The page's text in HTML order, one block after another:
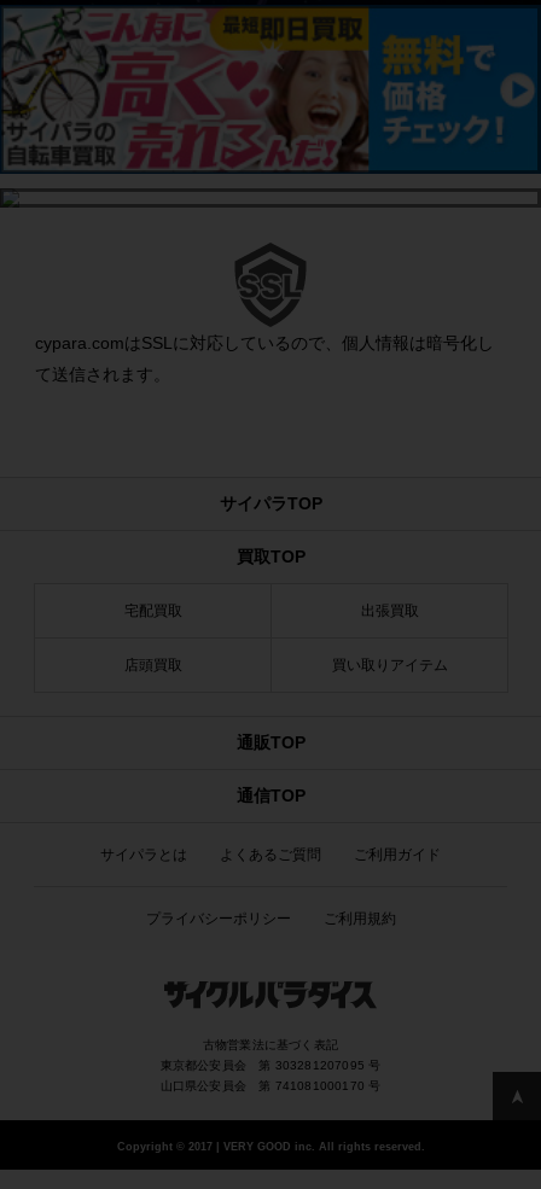
cypara.comはSSLに対応しているので、個人情報は暗号化し
て送信されます。
サイパラTOP
買取TOP
宅配買取 出張買取
店頭買取 買い取りアイテム
通販TOP
通信TOP
サイパラとは よくあるご質問 ご利用ガイド
プライバシーポリシー ご利用規約
古物営業法に基づく表記
東京都公安員会 第 303281207095 号
山口県公安員会 第 741081000170 号
Copyright ©2017 | VERY GOOD inc. All rights reserved.